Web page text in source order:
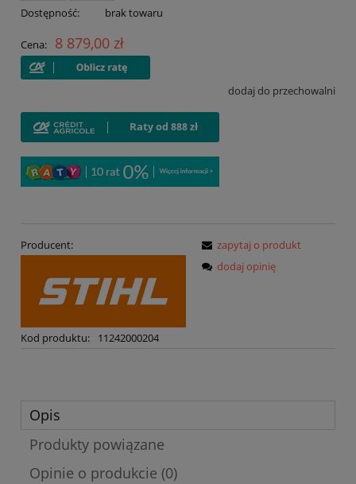
Dostępność: brak towaru
Cena: 8 879,00 zł
dodaj do przechowalni
Producent:
Kod produktu: 11242000204
zapytaj o produkt
dodaj opinię
Opis
Produkty powiązane
Opinie o produkcie (0)